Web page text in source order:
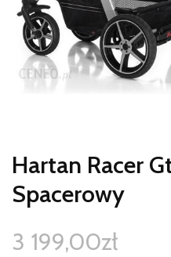
Hartan Racer
Spacerowy
3 199,00zł